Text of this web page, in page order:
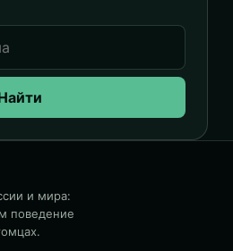
и мира:
поведение